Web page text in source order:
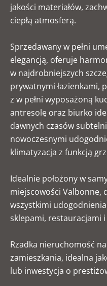
jakości materiałów,
ciepłą atmosferą.
Sprzedawany w pełni
elegancją, oferuje
w najdrobniejszych
prywatnymi łazienkami,
z w pełni wyposażoną
antresolę oraz biurko
dawnych czasów
nowoczesnymi
klimatyzacja z funkcją
Idealnie położony w
miejscowości Valbonne,
wszystkimi
sklepami, restauracjami i
Rzadka nieruchomość
zamieszkania, idealna
lub inwestycja o